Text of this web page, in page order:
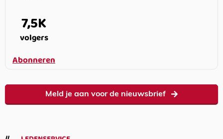
7,5K
volgers
Abonneren
Meld je aan voor de nieuwsbrief